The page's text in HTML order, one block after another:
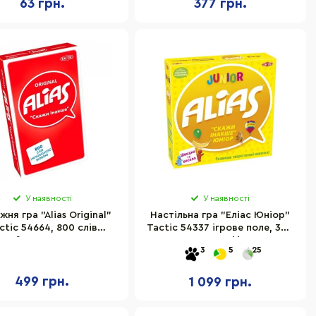
63 грн. 377 грн.
У наявності
гра "Alias Original"
54664, 800 слів
499 грн.
У наявності
Настільна гра "Еліас Юніор"
Tactic 54337 ігрове поле, 300
3 5 25
1 099 грн.